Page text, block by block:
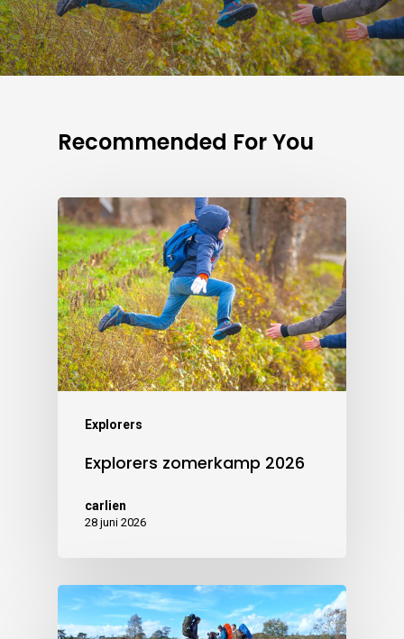
Recommended For You
Explorers
Explorers zomerkamp 2026
carlien
28 juni 2026